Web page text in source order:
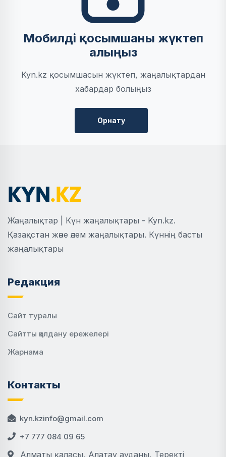
Мобилді қосымшаны жүктеп
алыңыз
Kyn.kz қосымшасын жүктеп, жаңалықтардан
хабардар болыңыз
Орнату
Жаңалықтар | Күн жаңалықтары - Kyn.kz.
Қазақстан және әлем жаңалықтары. Күннің басты
жаңалықтары
Редакция
Сайт туралы
Сайтты қолдану ережелері
Жарнама
Контакты
kyn.kzinfo@gmail.com
+7 777 084 09 65
Алматы қаласы, Алатау ауданы, Теректі